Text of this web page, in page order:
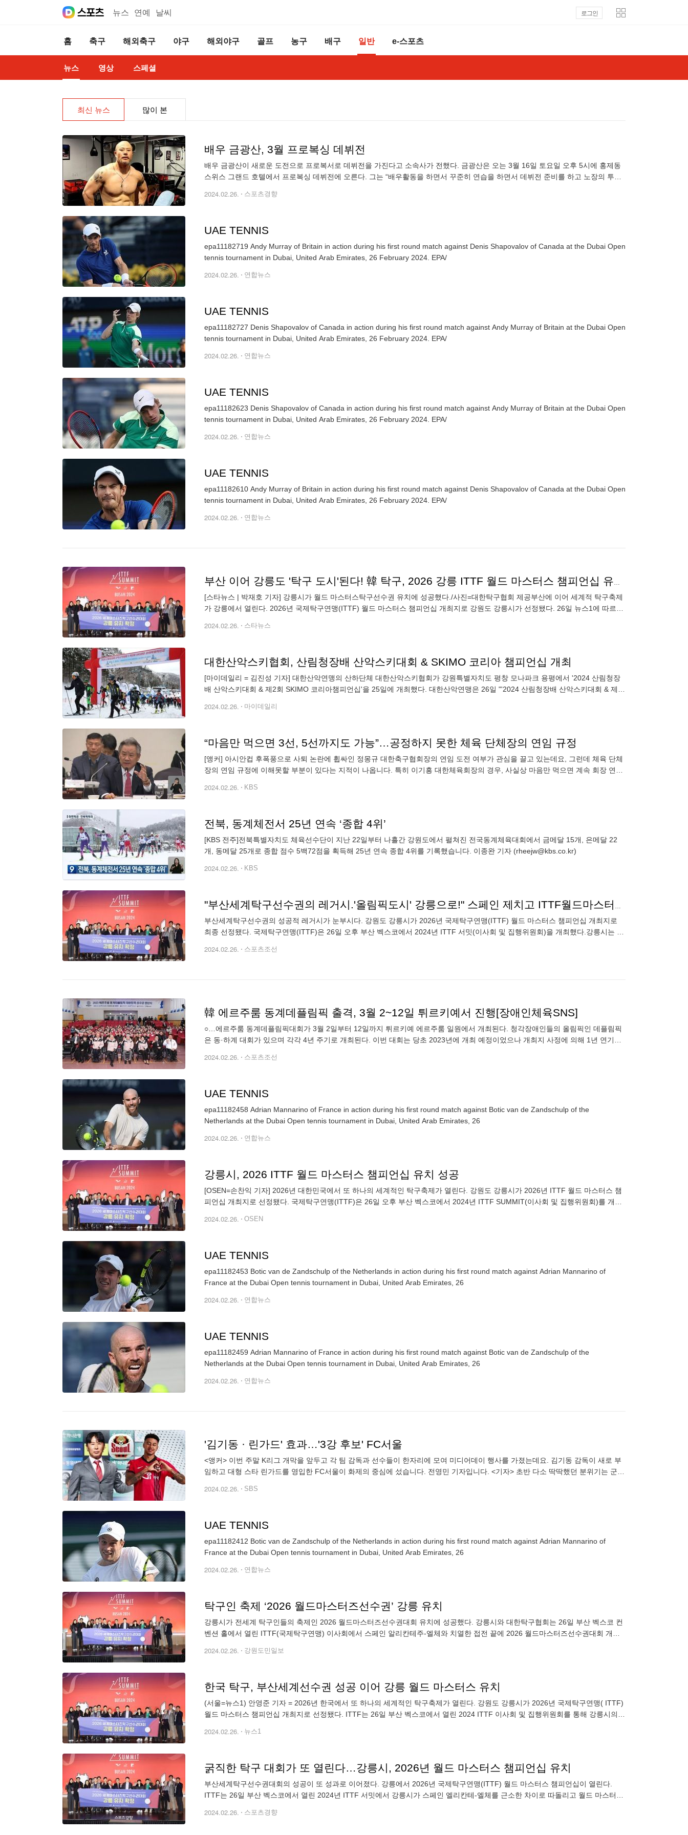
뉴스 연예 날씨 로그인
홈 축구 해외축구 야구 해외야구 골프 농구 배구 일반 e-스포츠
뉴스 영상 스페셜
최신 뉴스 많이 본
배우 금광산, 3월 프로복싱 데뷔전
배우 금광산이 새로운 도전으로 프로복서로 데뷔전을 가진다고 소속사가 전했다. 금광산은 오는 3월 16일 토요일 오후 5시에 홍제동
스위스 그랜드 호텔에서 프로복싱 데뷔전에 오른다. 그는 “배우활동을 하면서 꾸준히 연습을 하면서 데뷔전 준비를 하고 노장의 투혼
2024.02.26. 스포츠경향
UAE TENNIS
epa11182719 Andy Murray of Britain in action during his first round match against Denis Shapovalov of Canada at the Dubai Open
tennis tournament in Dubai, United Arab Emirates, 26 February 2024. EPA/
2024.02.26. 연합뉴스
UAE TENNIS
epa11182727 Denis Shapovalov of Canada in action during his first round match against Andy Murray of Britain at the Dubai Open
tennis tournament in Dubai, United Arab Emirates, 26 February 2024. EPA/
2024.02.26. 연합뉴스
UAE TENNIS
epa11182623 Denis Shapovalov of Canada in action during his first round match against Andy Murray of Britain at the Dubai Open
tennis tournament in Dubai, United Arab Emirates, 26 February 2024. EPA/
2024.02.26. 연합뉴스
UAE TENNIS
epa11182610 Andy Murray of Britain in action during his first round match against Denis Shapovalov of Canada at the Dubai Open
tennis tournament in Dubai, United Arab Emirates, 26 February 2024. EPA/
2024.02.26. 연합뉴스
부산 이어 강릉도 '탁구 도시'된다! 韓 탁구, 2026 강릉 ITTF 월드 마스터스 챔피언십 유치 성공
[스타뉴스 | 박재호 기자] 강릉시가 월드 마스터스탁구선수권 유치에 성공했다./사진=대한탁구협회 제공부산에 이어 세계적 탁구축제
가 강릉에서 열린다. 2026년 국제탁구연맹(ITTF) 월드 마스터스 챔피언십 개최지로 강원도 강릉시가 선정됐다. 26일 뉴스1에 따르면
2024.02.26. 스타뉴스
대한산악스키협회, 산림청장배 산악스키대회 & SKIMO 코리아 챔피언십 개최
[마이데일리 = 김진성 기자] 대한산악연맹의 산하단체 대한산악스키협회가 강원특별자치도 평창 모나파크 용평에서 '2024 산림청장
배 산악스키대회 & 제2회 SKIMO 코리아챔피언십'을 25일에 개최했다. 대한산악연맹은 26일 "'2024 산림청장배 산악스키대회 & 제2
2024.02.26. 마이데일리
“마음만 먹으면 3선, 5선까지도 가능”…공정하지 못한 체육 단체장의 연임 규정
[앵커] 아시안컵 후폭풍으로 사퇴 논란에 휩싸인 정몽규 대한축구협회장의 연임 도전 여부가 관심을 끌고 있는데요, 그런데 체육 단체
장의 연임 규정에 이해못할 부분이 있다는 지적이 나옵니다. 특히 이기흥 대한체육회장의 경우, 사실상 마음만 먹으면 계속 회장 연임
2024.02.26. KBS
전북, 동계체전서 25년 연속 ‘종합 4위’
[KBS 전주]전북특별자치도 체육선수단이 지난 22일부터 나흘간 강원도에서 펼쳐진 전국동계체육대회에서 금메달 15개, 은메달 22
개, 동메달 25개로 종합 점수 5백72점을 획득해 25년 연속 종합 4위를 기록했습니다. 이종완 기자 (rheejw@kbs.co.kr)
2024.02.26. KBS
"부산세계탁구선수권의 레거시.'올림픽도시' 강릉으로!" 스페인 제치고 ITTF월드마스터스챔피언십 유치 '쾌거'
부산세계탁구선수권의 성공적 레거시가 눈부시다. 강원도 강릉시가 2026년 국제탁구연맹(ITTF) 월드 마스터스 챔피언십 개최지로
최종 선정됐다. 국제탁구연맹(ITTF)은 26일 오후 부산 벡스코에서 2024년 ITTF 서밋(이사회 및 집행위원회)을 개최했다.강릉시는 스
2024.02.26. 스포츠조선
韓 에르주룸 동계데플림픽 출격, 3월 2~12일 튀르키예서 진행[장애인체육SNS]
○…에르주룸 동계데플림픽대회가 3월 2일부터 12일까지 튀르키예 에르주룸 일원에서 개최된다. 청각장애인들의 올림픽인 데플림픽
은 동·하계 대회가 있으며 각각 4년 주기로 개최된다. 이번 대회는 당초 2023년에 개최 예정이었으나 개최지 사정에 의해 1년 연기됐
2024.02.26. 스포츠조선
UAE TENNIS
epa11182458 Adrian Mannarino of France in action during his first round match against Botic van de Zandschulp of the
Netherlands at the Dubai Open tennis tournament in Dubai, United Arab Emirates, 26
2024.02.26. 연합뉴스
강릉시, 2026 ITTF 월드 마스터스 챔피언십 유치 성공
[OSEN=손찬익 기자] 2026년 대한민국에서 또 하나의 세계적인 탁구축제가 열린다. 강원도 강릉시가 2026년 ITTF 월드 마스터스 챔
피언십 개최지로 선정됐다. 국제탁구연맹(ITTF)은 26일 오후 부산 벡스코에서 2024년 ITTF SUMMIT(이사회 및 집행위원회)를 개최
2024.02.26. OSEN
UAE TENNIS
epa11182453 Botic van de Zandschulp of the Netherlands in action during his first round match against Adrian Mannarino of
France at the Dubai Open tennis tournament in Dubai, United Arab Emirates, 26
2024.02.26. 연합뉴스
UAE TENNIS
epa11182459 Adrian Mannarino of France in action during his first round match against Botic van de Zandschulp of the
Netherlands at the Dubai Open tennis tournament in Dubai, United Arab Emirates, 26
2024.02.26. 연합뉴스
'김기동 · 린가드' 효과…'3강 후보' FC서울
<앵커> 이번 주말 K리그 개막을 앞두고 각 팀 감독과 선수들이 한자리에 모여 미디어데이 행사를 가졌는데요. 김기동 감독이 새로 부
임하고 대형 스타 린가드를 영입한 FC서울이 화제의 중심에 섰습니다. 전영민 기자입니다. <기자> 초반 다소 딱딱했던 분위기는 군인
2024.02.26. SBS
UAE TENNIS
epa11182412 Botic van de Zandschulp of the Netherlands in action during his first round match against Adrian Mannarino of
France at the Dubai Open tennis tournament in Dubai, United Arab Emirates, 26
2024.02.26. 연합뉴스
탁구인 축제 ‘2026 월드마스터즈선수권’ 강릉 유치
강릉시가 전세계 탁구인들의 축제인 2026 월드마스터즈선수권대회 유치에 성공했다. 강릉시와 대한탁구협회는 26일 부산 벡스코 컨
벤션 홀에서 열린 ITTF(국제탁구연맹) 이사회에서 스페인 알리칸테주-엘체와 치열한 접전 끝에 2026 월드마스터즈선수권대회 개최
2024.02.26. 강원도민일보
한국 탁구, 부산세계선수권 성공 이어 강릉 월드 마스터스 유치
(서울=뉴스1) 안영준 기자 = 2026년 한국에서 또 하나의 세계적인 탁구축제가 열린다. 강원도 강릉시가 2026년 국제탁구연맹( ITTF)
월드 마스터스 챔피언십 개최지로 선정됐다. ITTF는 26일 부산 벡스코에서 열린 2024 ITTF 이사회 및 집행위원회를 통해 강릉시의
2024.02.26. 뉴스1
굵직한 탁구 대회가 또 열린다…강릉시, 2026년 월드 마스터스 챔피언십 유치
부산세계탁구선수권대회의 성공이 또 성과로 이어졌다. 강릉에서 2026년 국제탁구연맹(ITTF) 월드 마스터스 챔피언십이 열린다.
ITTF는 26일 부산 벡스코에서 열린 2024년 ITTF 서밋에서 강릉시가 스페인 엘리칸테-엘체를 근소한 차이로 따돌리고 월드 마스터스
2024.02.26. 스포츠경향